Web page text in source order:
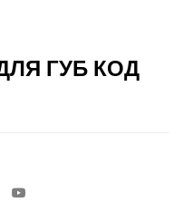
ГУБ КОД